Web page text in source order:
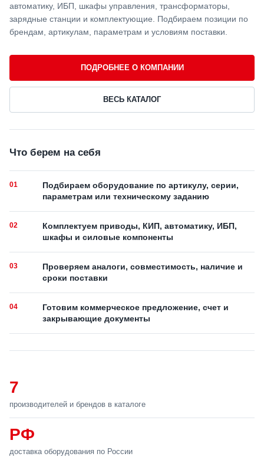
автоматику, ИБП, шкафы управления, трансформаторы,
зарядные станции и комплектующие. Подбираем позиции по
брендам, артикулам, параметрам и условиям поставки.
ПОДРОБНЕЕ О КОМПАНИИ
ВЕСЬ КАТАЛОГ
Что берем на себя
01
Подбираем оборудование по артикулу, серии,
параметрам или техническому заданию
02
Комплектуем приводы, КИП, автоматику, ИБП,
шкафы и силовые компоненты
03
Проверяем аналоги, совместимость, наличие и
сроки поставки
04
Готовим коммерческое предложение, счет и
закрывающие документы
7
производителей и брендов в каталоге
РФ
доставка оборудования по России